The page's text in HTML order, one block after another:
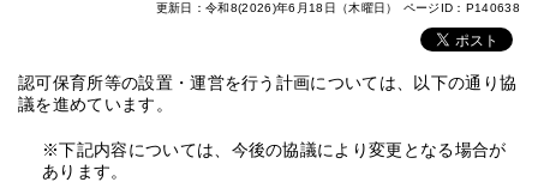
更新日：令和8(2026)年6月18日（木曜日） ページID：P140638
認可保育所等の設置・運営を行う計画については、以下の通り協
議を進めています。
※下記内容については、今後の協議により変更となる場合が
あります。